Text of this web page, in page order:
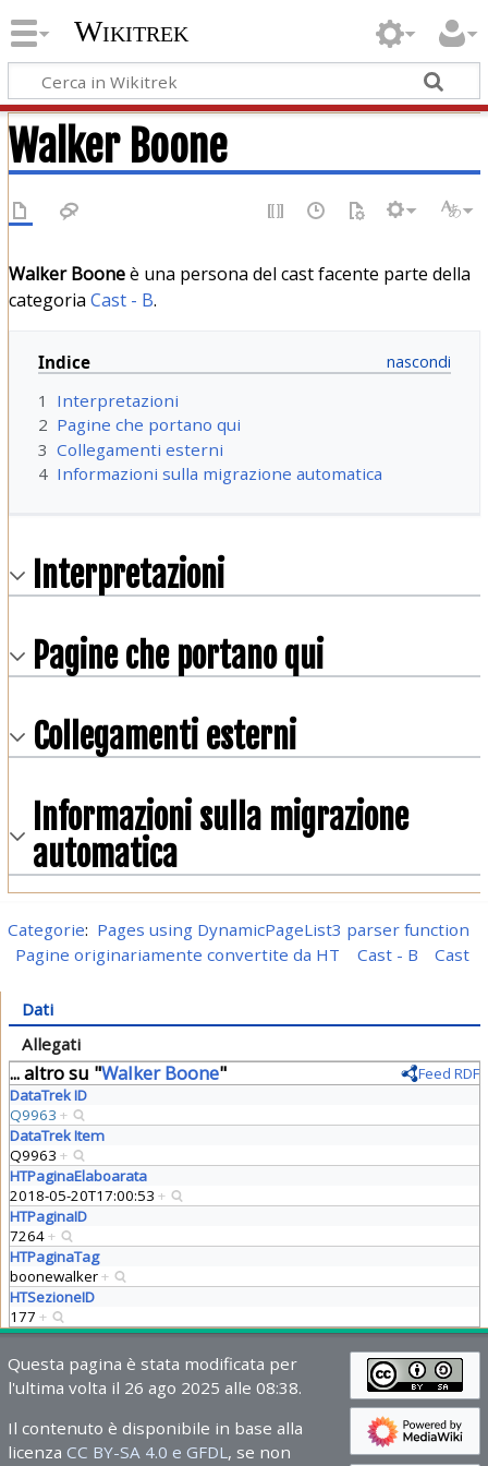
Wikitrek
Walker Boone
Walker Booneè una persona del cast facente parte della
categoria Cast - B.
Indice
1
Interpretazioni
2 Pagine che portano qui
3 Collegamenti esterni
4 Informazioni sulla migrazione automatica
Interpretazioni
Pagine che portano qui
Collegamenti esterni
Informazioni sulla migrazione
automatica
Categorie: Pages using DynamicPageList3 parser function
Pagine originariamente convertite da HT
Cast - B Cast
Dati
Allegati
... altro su "Walker Boone"
Feed RDF
DataTrek ID
Q9963 +
DataTrek Item
Q9963 +
HTPaginaElaboarata
2018-05-20T17:00:53 +
HTPaginaID
7264+
HTPaginaTag
boonewalker+
HTSezioneID
177 +
Questa pagina è stata modificata per
l'ultima volta il 26 ago 2025 alle 08:38.
Il contenuto è disponibile in base alla
licenza CC BY-SA 4.0 e GFDL , se non